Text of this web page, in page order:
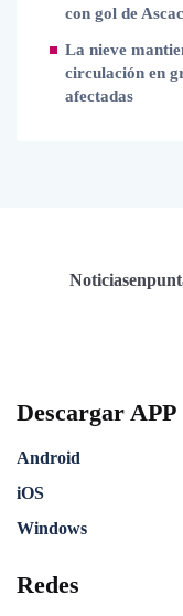
con gol de
La nieve
circulación en
afectadas
Descargar APP
Android
iOS
Windows
Redes